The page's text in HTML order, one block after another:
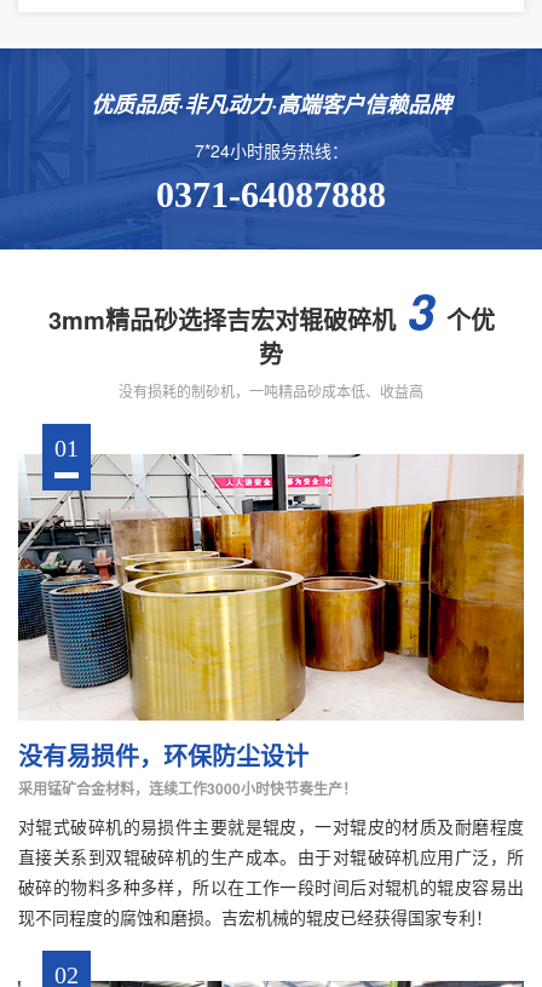
优质品质·非凡动力·高端客户信赖品牌
7*24小时服务热线：
0371-64087888
3mm精品砂选择吉宏对辊破碎机 3 个优
势
没有损耗的制砂机，一吨精品砂成本低、收益高
01
没有易损件，环保防尘设计
采用锰矿合金材料，连续工作3000小时快节奏生产！
对辊式破碎机的易损件主要就是辊皮，一对辊皮的材质及耐磨程度
直接关系到双辊破碎机的生产成本。由于对辊破碎机应用广泛，所
破碎的物料多种多样，所以在工作一段时间后对辊机的辊皮容易出
现不同程度的腐蚀和磨损。吉宏机械的辊皮已经获得国家专利！
02